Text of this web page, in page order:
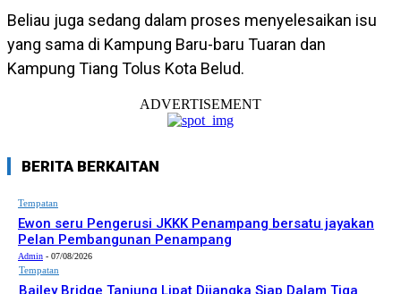
Beliau juga sedang dalam proses menyelesaikan isu
yang sama di Kampung Baru-baru Tuaran dan
Kampung Tiang Tolus Kota Belud.
ADVERTISEMENT
BERITA BERKAITAN
Tempatan
Ewon seru Pengerusi JKKK Penampang bersatu jayakan
Pelan Pembangunan Penampang
Admin - 07/08/2026
Tempatan
Bailey Bridge Tanjung Lipat Dijangka Siap Dalam Tiga